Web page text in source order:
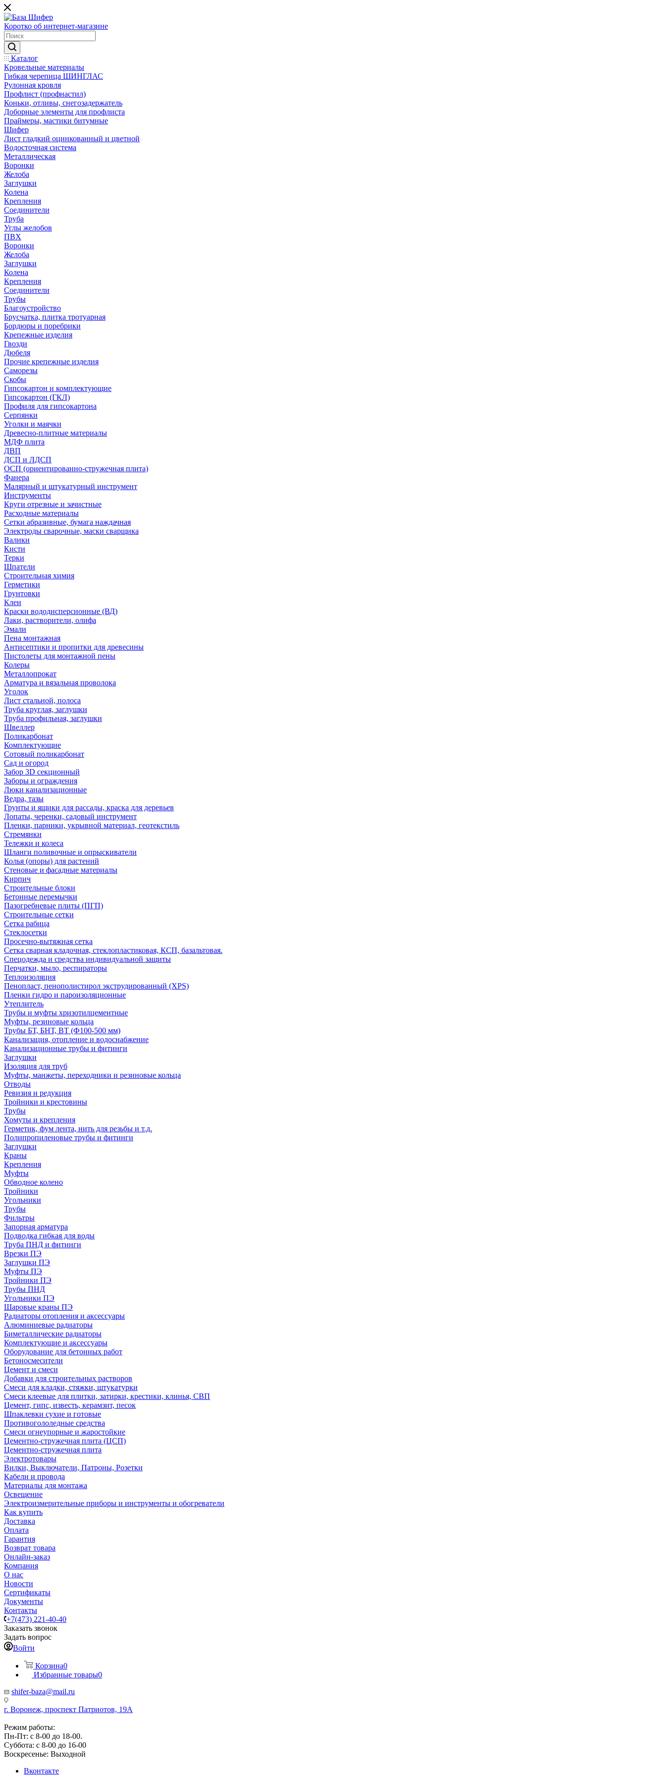
Коротко об интернет-магазине
Каталог
Кровельные материалы
Гибкая черепица ШИНГЛАС
Рулонная кровля
Профлист (профнастил)
Коньки, отливы, снегозадержатель
Доборные элементы для профлиста
Праймеры, мастики битумные
Шифер
Лист гладкий оцинкованный и цветной
Водосточная система
Металлическая
Воронки
Желоба
Заглушки
Колена
Крепления
Соединители
Труба
Углы желобов
ПВХ
Воронки
Желоба
Заглушки
Колена
Крепления
Соединители
Трубы
Благоустройство
Брусчатка, плитка тротуарная
Бордюры и поребрики
Крепежные изделия
Гвозди
Дюбеля
Прочие крепежные изделия
Саморезы
Скобы
Гипсокартон и комплектующие
Гипсокартон (ГКЛ)
Профиля для гипсокартона
Серпянки
Уголки и маячки
Древесно-плитные материалы
МДФ плита
ДВП
ДСП и ЛДСП
ОСП (ориентированно-стружечная плита)
Фанера
Малярный и штукатурный инструмент
Инструменты
Круги отрезные и зачистные
Расходные материалы
Сетки абразивные, бумага наждачная
Электроды сварочные, маски сварщика
Валики
Кисти
Терки
Шпатели
Строительная химия
Герметики
Грунтовки
Клеи
Краски вододисперсионные (ВД)
Лаки, растворители, олифа
Эмали
Пена монтажная
Антисептики и пропитки для древесины
Пистолеты для монтажной пены
Колеры
Металлопрокат
Арматура и вязальная проволока
Уголок
Лист стальной, полоса
Труба круглая, заглушки
Труба профильная, заглушки
Швеллер
Поликарбонат
Комплектующие
Сотовый поликарбонат
Сад и огород
Забор 3D секционный
Заборы и ограждения
Люки канализационные
Ведра, тазы
Грунты и ящики для рассады, краска для деревьев
Лопаты, черенки, садовый инструмент
Пленки, парники, укрывной материал, геотекстиль
Стремянки
Тележки и колеса
Шланги поливочные и опрыскиватели
Колья (опоры) для растений
Стеновые и фасадные материалы
Кирпич
Строительные блоки
Бетонные перемычки
Пазогребневые плиты (ПГП)
Строительные сетки
Сетка рабица
Стеклосетки
Просечно-вытяжная сетка
Сетка сварная кладочная, стеклопластиковая, КСП, базальтовая.
Спецодежда и средства индивидуальной защиты
Перчатки, мыло, респираторы
Теплоизоляция
Пенопласт, пенополистирол экструдированный (XPS)
Пленки гидро и пароизоляционные
Утеплитель
Трубы и муфты хризотилцементные
Муфты, резиновые кольца
Трубы БТ, БНТ, ВТ (Ф100-500 мм)
Канализация, отопление и водоснабжение
Канализационные трубы и фитинги
Заглушки
Изоляция для труб
Муфты, манжеты, переходники и резиновые кольца
Отводы
Ревизия и редукция
Тройники и крестовины
Трубы
Хомуты и крепления
Герметик, фум лента, нить для резьбы и т.д.
Полипропиленовые трубы и фитинги
Заглушки
Краны
Крепления
Муфты
Обводное колено
Тройники
Угольники
Трубы
Фильтры
Запорная арматура
Подводка гибкая для воды
Труба ПНД и фитинги
Врезки ПЭ
Заглушки ПЭ
Муфты ПЭ
Тройники ПЭ
Трубы ПНД
Угольники ПЭ
Шаровые краны ПЭ
Радиаторы отопления и аксессуары
Алюминиевые радиаторы
Биметаллические радиаторы
Комплектующие и аксессуары
Оборудование для бетонных работ
Бетоносмесители
Цемент и смеси
Добавки для строительных растворов
Смеси для кладки, стяжки, штукатурки
Смеси клеевые для плитки, затирки, крестики, клинья, СВП
Цемент, гипс, известь, керамзит, песок
Шпаклевки сухие и готовые
Противогололедные средства
Смеси огнеупорные и жаростойкие
Цементно-стружечная плита (ЦСП)
Цементно-стружечная плита
Электротовары
Вилки, Выключатели, Патроны, Розетки
Кабели и провода
Материалы для монтажа
Освещение
Электроизмерительные приборы и инструменты и обогреватели
Как купить
Доставка
Оплата
Гарантия
Возврат товара
Онлайн-заказ
Компания
О нас
Новости
Сертификаты
Документы
Контакты
+7(473) 221-40-40
Заказать звонок
Задать вопрос
Войти
Корзина0
Избранные товары0
shifer-baza@mail.ru
г. Воронеж, проспект Патриотов, 19А
Режим работы:
Пн-Пт: с 8-00 до 18-00.
Суббота: с 8-00 до 16-00
Воскресенье: Выходной
Вконтакте